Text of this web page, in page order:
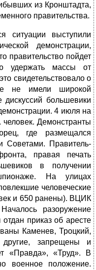
из Кронштадта,
правительства.
ситуации выступили
демонстрации,
правительство пойдет
удер­жать массы от
свидетельство­вало о
не имели широкой
большевики
4 июля на
Демонстранты
где раз­мещался
Советами. Правитель­
правая печать
в получении
На улицах
человеческие
и 650 ранены). ВЦИК
разоружение
приказ об аресте
Каменев, Троцкий,
запрещены и
«Правда», «Труд». В
военное положение.